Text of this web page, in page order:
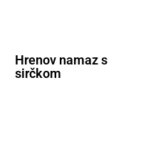
Hrenov namaz s
sirčkom